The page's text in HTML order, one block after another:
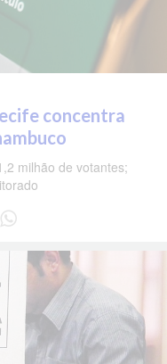
concentra
milhão de votantes;